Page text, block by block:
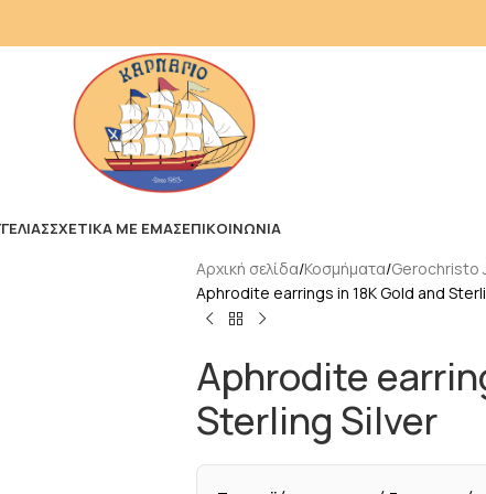
ΣΧΕΤΙΚΑ ΜΕ ΕΜΑΣΕΠΙΚΟΙΝΩΝΙΑ
Αρχική σελίδα Κοσμήματα Gerochristo
Aphrodite earrings in 18K Gold and
Aphrodite
Sterling Silver